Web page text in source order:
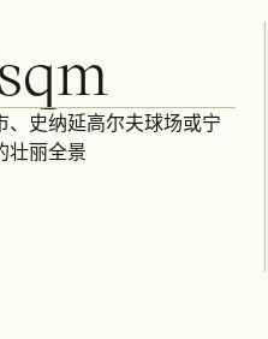
sqm
、史纳延高尔夫球场或宁
壮丽全景